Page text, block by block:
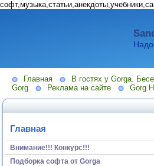
Надо
Главная
В гостях у Gorga.
Gorg
Реклама на сайте
Главная
Внимание!!! Конкурс!!!
Подборка софта от Gorga